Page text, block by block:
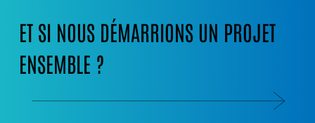
ET SI NOUS DÉMARRIONS UN PROJET
ENSEMBLE ?